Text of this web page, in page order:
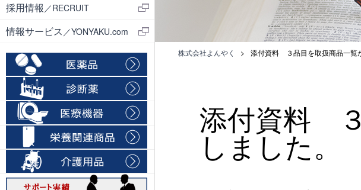
採用情報 ／RECRUIT
情報サービス ／YONYAKU.com
株式会社よんやく > 添付資料 ３品目を取扱商品一覧
添付資料
しました。